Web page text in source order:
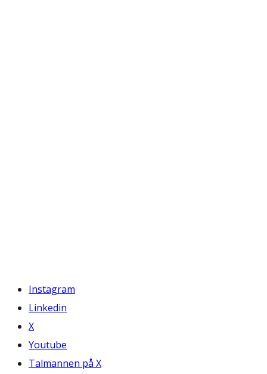
Instagram
Linkedin
X
Youtube
Talmannen på X